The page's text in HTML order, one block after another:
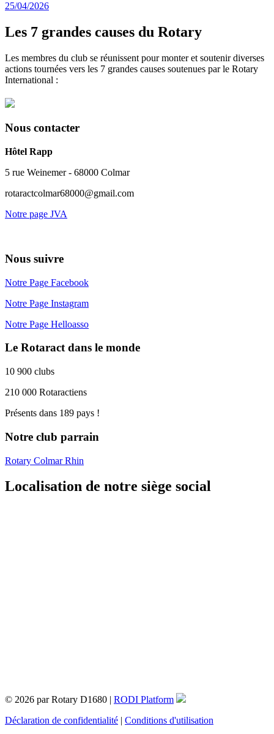
25/04/2026
Les 7 grandes causes du Rotary
Les membres du club se réunissent pour monter et soutenir diverses
actions tournées vers les 7 grandes causes soutenues par le Rotary
International :
Nous contacter
Hôtel Rapp
5 rue Weinemer - 68000 Colmar
rotaractcolmar68000@gmail.com
Notre page JVA
Nous suivre
Notre Page Facebook
Notre Page Instagram
Notre Page Helloasso
Le Rotaract dans le monde
10 900 clubs
210 000 Rotaractiens
Présents dans 189 pays !
Notre club parrain
Rotary Colmar Rhin
Localisation de notre siège social
© 2026 par Rotary D1680 | RODI Platform
Déclaration de confidentialité | Conditions d'utilisation